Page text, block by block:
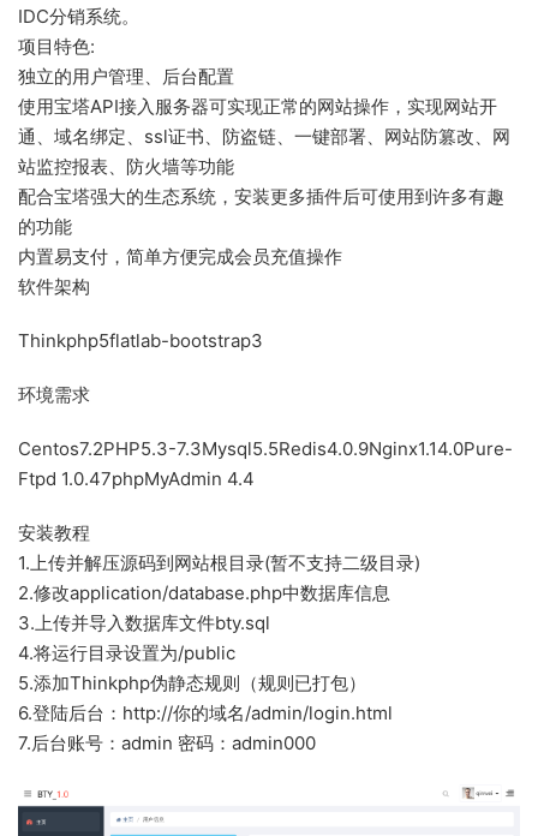
IDC分销系统。
项目特色:
独立的用户管理、后台配置
使用宝塔API接入服务器可实现正常的网站操作，实现网站开
通、域名绑定、ssl证书、防盗链、一键部署、网站防篡改、网
站监控报表、防火墙等功能
配合宝塔强大的生态系统，安装更多插件后可使用到许多有趣
的功能
内置易支付，简单方便完成会员充值操作
软件架构
Thinkphp5flatlab-bootstrap3
环境需求
Centos7.2PHP5.3-7.3Mysql5.5Redis4.0.9Nginx1.14.0Pure-
Ftpd 1.0.47phpMyAdmin 4.4
安装教程
1.上传并解压源码到网站根目录(暂不支持二级目录)
2.修改application/database.php中数据库信息
3.上传并导入数据库文件bty.sql
4.将运行目录设置为/public
5.添加Thinkphp伪静态规则（规则已打包）
6.登陆后台：http://你的域名/admin/login.html
7.后台账号：admin 密码：admin000